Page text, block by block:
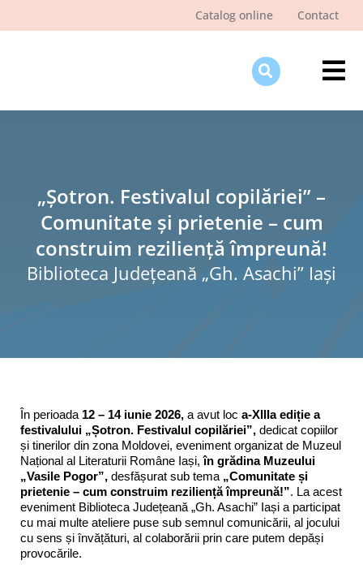
Catalog online Contact
„Șotron. Festivalul copilăriei” –
Comunitate și prietenie – cum
construim reziliență împreună!
Biblioteca Judeţeană „Gh. Asachi” Iaşi
În perioada 12 – 14 iunie 2026, a avut loc a-XIIIa ediție a
festivalului „Șotron. Festivalul copilăriei”, dedicat copiilor
și tinerilor din zona Moldovei, eveniment organizat de Muzeul
Național al Literaturii Române Iași,în grădina Muzeului
„Vasile Pogor”, desfășurat sub tema „Comunitate și
prietenie – cum construim reziliență împreună!”. La acest
eveniment Biblioteca Județeană „Gh. Asachi” Iași a participat
cu mai multe ateliere puse sub semnul comunicării, al jocului
cu sens și învățături, al colaborării prin care putem depăși
provocările.